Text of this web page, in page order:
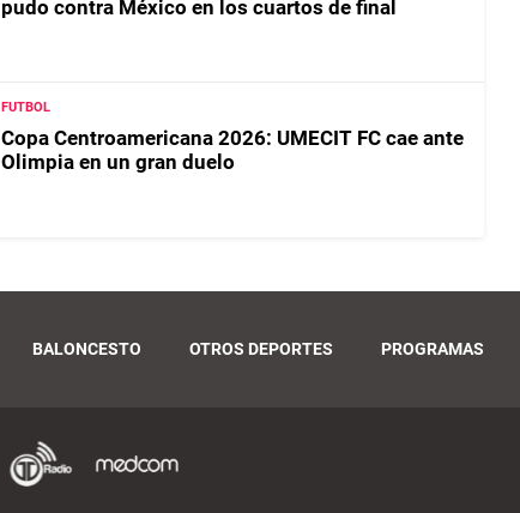
pudo contra México en los cuartos de final
FUTBOL
Copa Centroamericana 2026: UMECIT FC cae ante
Olimpia en un gran duelo
BALONCESTO OTROS DEPORTES PROGRAMAS